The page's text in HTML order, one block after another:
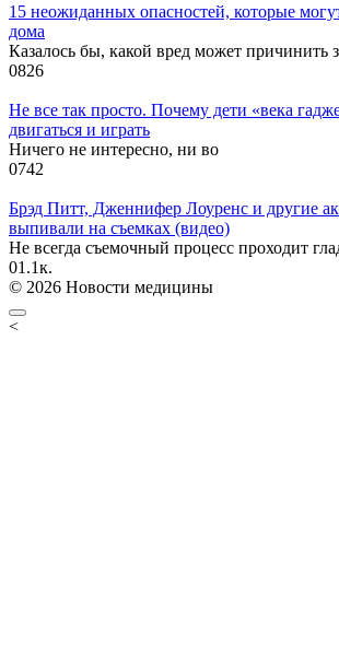
15 неожиданных опасностей, которые
дома
Казалось бы, какой вред может причинить
0826
Не все так просто. Почему дети «века
двигаться и играть
Ничего не интересно, ни во
0742
Брэд Питт, Дженнифер Лоуренс и другие
выпивали на съемках (видео)
Не всегда съемочный процесс проходит
01.1к.
© 2026 Новости медицины
<